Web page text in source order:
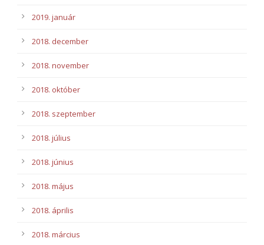
2019. január
2018. december
2018. november
2018. október
2018. szeptember
2018. július
2018. június
2018. május
2018. április
2018. március